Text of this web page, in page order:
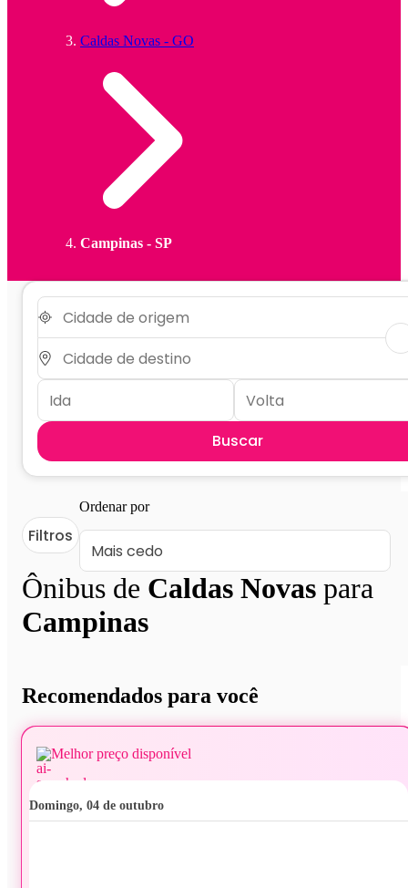
Caldas Novas - GO
Campinas - SP
Buscar
Ônibus de Caldas Novas para
Campinas
Filtros
Ordenar por
Recomendados para você
Melhor preço disponível
domingo, 04 de outubro